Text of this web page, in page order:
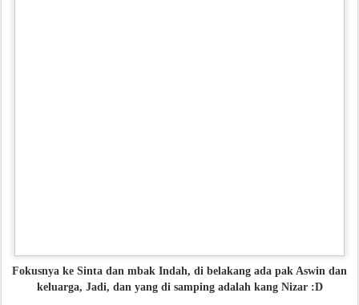
Fokusnya ke Sinta dan mbak Indah, di belakang ada pak Aswin dan
keluarga, Jadi, dan yang di samping adalah kang Nizar :D